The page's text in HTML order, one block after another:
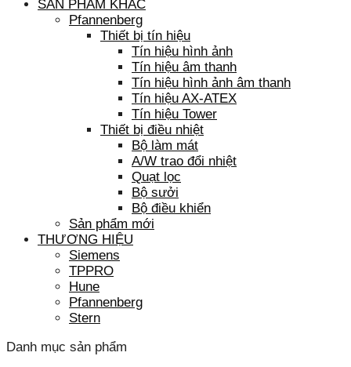
SẢN PHẨM KHÁC
Pfannenberg
Thiết bị tín hiệu
Tín hiệu hình ảnh
Tín hiệu âm thanh
Tín hiệu hình ảnh âm thanh
Tín hiệu AX-ATEX
Tín hiệu Tower
Thiết bị điều nhiệt
Bộ làm mát
A/W trao đổi nhiệt
Quạt lọc
Bộ sưởi
Bộ điều khiển
Sản phẩm mới
THƯƠNG HIỆU
Siemens
TPPRO
Hune
Pfannenberg
Stern
Danh mục sản phẩm